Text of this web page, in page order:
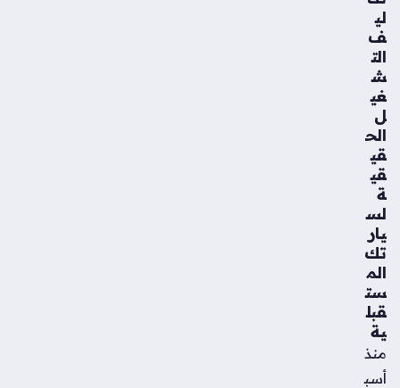
لي
ف
الت
ش
غي
ل
الح
قي
قي
ة
لس
يار
تك
الم
ست
قبل
ية
منذ
أسب